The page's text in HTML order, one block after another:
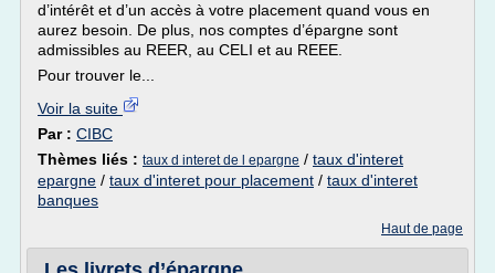
d’intérêt et d’un accès à votre placement quand vous en
aurez besoin. De plus, nos comptes d’épargne sont
admissibles au REER, au CELI et au REEE.
Pour trouver le...
Voir la suite
Par : CIBC
Thèmes liés : taux d interet de l epargne / taux d'interet
epargne / taux d'interet pour placement / taux d'interet
banques
Haut de page